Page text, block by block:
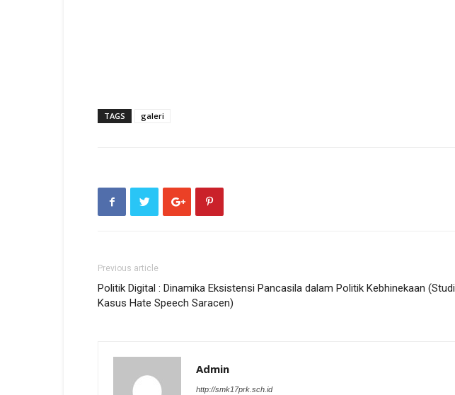
TAGS galeri
Previous article
Politik Digital : Dinamika Eksistensi Pancasila dalam Politik Kebhinekaan (Studi
Kasus Hate Speech Saracen)
Admin
http://smk17prk.sch.id